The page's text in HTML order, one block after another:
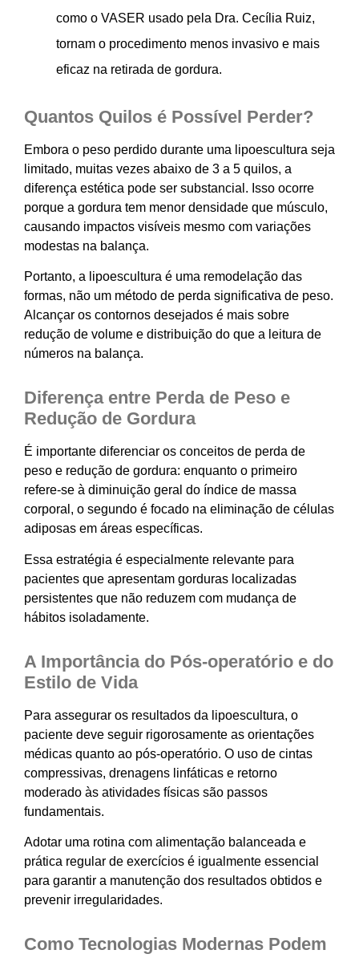
como o VASER usado pela Dra. Cecília Ruiz,
tornam o procedimento menos invasivo e mais
eficaz na retirada de gordura.
Quantos Quilos é Possível Perder?
Embora o peso perdido durante uma lipoescultura seja
limitado, muitas vezes abaixo de 3 a 5 quilos, a
diferença estética pode ser substancial. Isso ocorre
porque a gordura tem menor densidade que músculo,
causando impactos visíveis mesmo com variações
modestas na balança.
Portanto, a lipoescultura é uma remodelação das
formas, não um método de perda significativa de peso.
Alcançar os contornos desejados é mais sobre
redução de volume e distribuição do que a leitura de
números na balança.
Diferença entre Perda de Peso e
Redução de Gordura
É importante diferenciar os conceitos de perda de
peso e redução de gordura: enquanto o primeiro
refere-se à diminuição geral do índice de massa
corporal, o segundo é focado na eliminação de células
adiposas em áreas específicas.
Essa estratégia é especialmente relevante para
pacientes que apresentam gorduras localizadas
persistentes que não reduzem com mudança de
hábitos isoladamente.
A Importância do Pós-operatório e do
Estilo de Vida
Para assegurar os resultados da lipoescultura, o
paciente deve seguir rigorosamente as orientações
médicas quanto ao pós-operatório. O uso de cintas
compressivas, drenagens linfáticas e retorno
moderado às atividades físicas são passos
fundamentais.
Adotar uma rotina com alimentação balanceada e
prática regular de exercícios é igualmente essencial
para garantir a manutenção dos resultados obtidos e
prevenir irregularidades.
Como Tecnologias Modernas Podem